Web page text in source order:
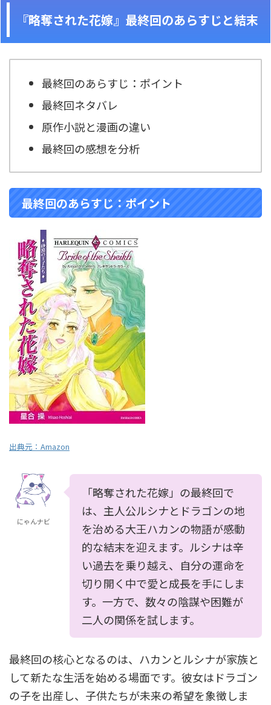
『略奪された花嫁』最終回のあらすじと結末
最終回のあらすじ：ポイント
最終回ネタバレ
原作小説と漫画の違い
最終回の感想を分析
最終回のあらすじ：ポイント
出典元： Amazon
にゃんナビ
「略奪された花嫁」の最終回で
は、主人公ルシナとドラゴンの地
を治める大王ハカンの物語が感動
的な結末を迎えます。ルシナは辛
い過去を乗り越え、自分の運命を
切り開く中で愛と成長を手にしま
す。一方で、数々の陰謀や困難が
二人の関係を試します。
最終回の核心となるのは、ハカンとルシナが家族と
して新たな生活を始める場面です。彼女はドラゴン
の子を出産し、子供たちが未来の希望を象徴しま